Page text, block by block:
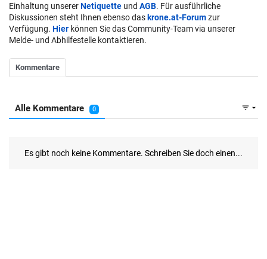
Einhaltung unsererNetiquette und AGB. Für ausführliche
Diskussionen steht Ihnen ebenso das krone.at-Forumzur
Verfügung. Hier können Sie das Community-Team via unserer
Melde- und Abhilfestelle kontaktieren.